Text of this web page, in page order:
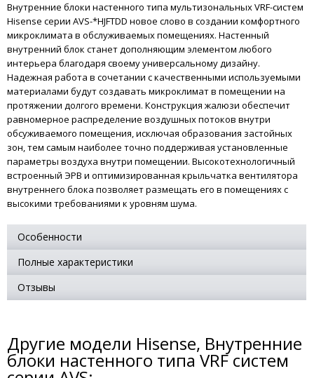
Внутренние блоки настенного типа мультизональных VRF-систем
Hisense серии AVS-*HJFTDD новое слово в создании комфортного
микроклимата в обслуживаемых помещениях. Настенный
внутренний блок станет дополняющим элементом любого
интерьера благодаря своему универсальному дизайну.
Надежная работа в сочетании с качественными используемыми
материалами будут создавать микроклимат в помещении на
протяжении долгого времени. Конструкция жалюзи обеспечит
равномерное распределение воздушных потоков внутри
обсуживаемого помещения, исключая образования застойных
зон, тем самым наиболее точно поддерживая установленные
параметры воздуха внутри помещении. Высокотехнологичный
встроенный ЭРВ и оптимизированная крыльчатка вентилятора
внутреннего блока позволяет размещать его в помещениях с
высокими требованиями к уровням шума.
Особенности
Полные характеристики
Отзывы
Другие модели Hisense, Внутренние
блоки настенного типа VRF систем